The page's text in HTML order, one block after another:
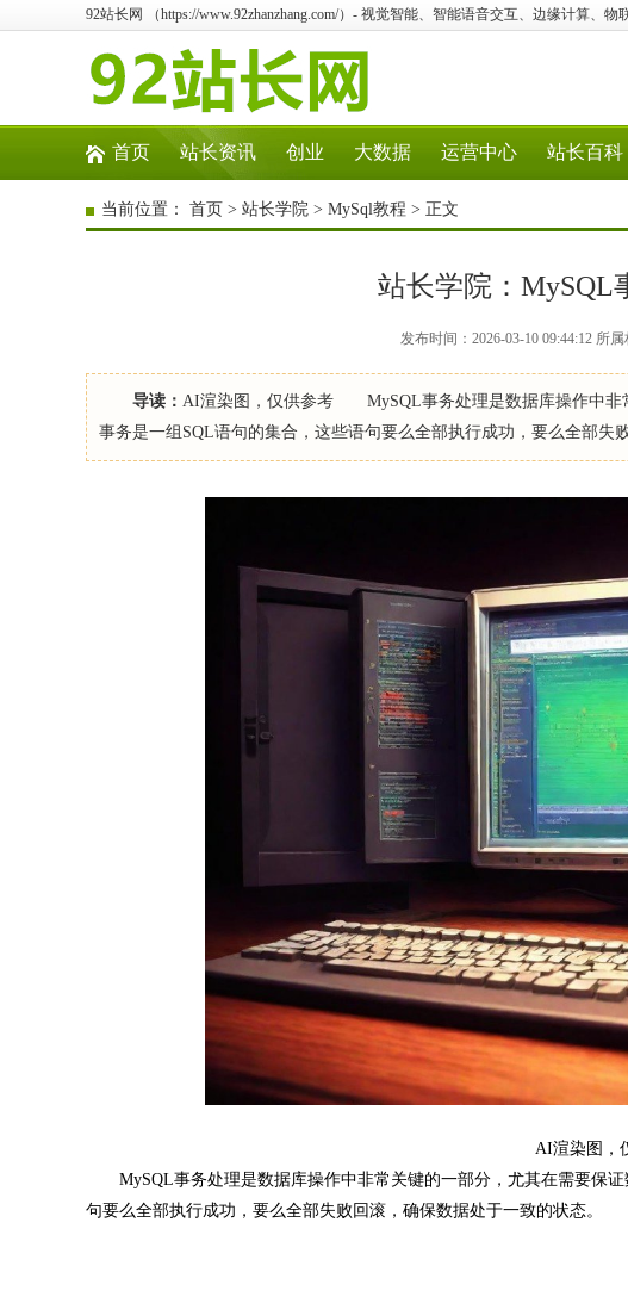
92站长网 （https://www.92zhanzhang.com/）- 视觉智能、智能语音交互、边缘计算、物
首页 站长资讯 创业 大数据 运营中心 站长百科
当前位置： 首页 > 站长学院 > MySql教程 > 正文
站长学院：MySQL
发布时间：2026-03-10 09:44:12 所
导读： AI渲染图，仅供参考 MySQL事务处理是数据库操作中非
事务是一组SQL语句的集合，这些语句要么全部执行成功，要么全部失
AI渲染图，
MySQL事务处理是数据库操作中非常关键的一部分，尤其在需要保证
句要么全部执行成功，要么全部失败回滚，确保数据处于一致的状态。